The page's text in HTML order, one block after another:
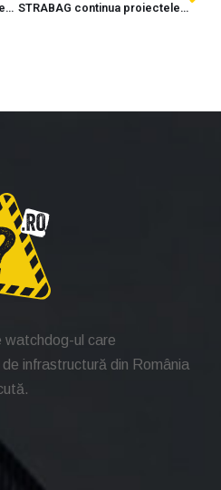
40 de milioane de lei pentru exproprierile pentru lotul 2B al A8 STRABAG continua proiectele in ciuda tensiunilor geopolitice
watchdog-ul care
infrastructură din România